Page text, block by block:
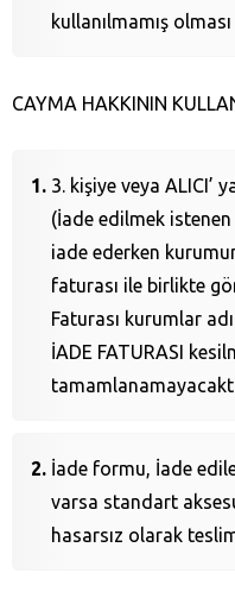
kullanılmamış
CAYMA HAKKININ
3. kişiye veya ALICI’
(İade edilmek
iade ederken
faturası ile birlikte
Faturası kurumlar
İADE FATURASI
İade formu, İade
varsa standart
hasarsız olarak